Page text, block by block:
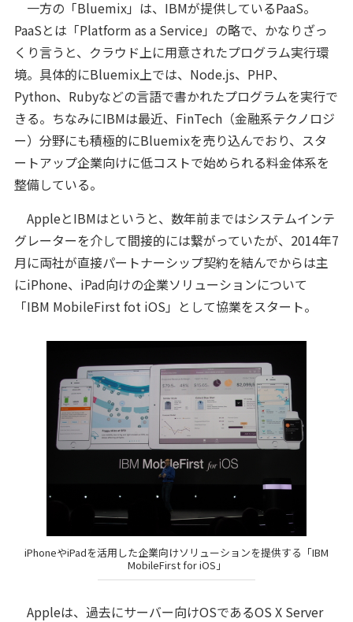
一方の「Bluemix」は、IBMが提供しているPaaS。
PaaSとは「Platform as a Service」の略で、かなりざっ
くり言うと、クラウド上に用意されたプログラム実行環
境。具体的にBluemix上では、Node.js、PHP、
Python、Rubyなどの言語で書かれたプログラムを実行で
きる。ちなみにIBMは最近、FinTech（金融系テクノロジ
ー）分野にも積極的にBluemixを売り込んでおり、スタ
ートアップ企業向けに低コストで始められる料金体系を
整備している。
AppleとIBMはというと、数年前まではシステムインテ
グレーターを介して間接的には繋がっていたが、2014年7
月に両社が直接パートナーシップ契約を結んでからは主
にiPhone、iPad向けの企業ソリューションについて
「IBM MobileFirst fot iOS」として協業をスタート。
iPhoneやiPadを活用した企業向けソリューションを提供する「IBM
MobileFirst for iOS」
Appleは、過去にサーバー向けOSであるOS X Server